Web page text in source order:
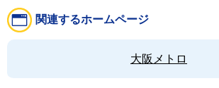
関連するホームページ
大阪メトロ